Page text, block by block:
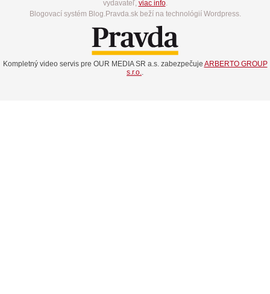
vydavateľ, viac info.
Blogovací systém Blog.Pravda.sk beží na technológií Wordpress.
Kompletný video servis pre OUR MEDIA SR a.s. zabezpečuje ARBERTO GROUP
s.r.o.